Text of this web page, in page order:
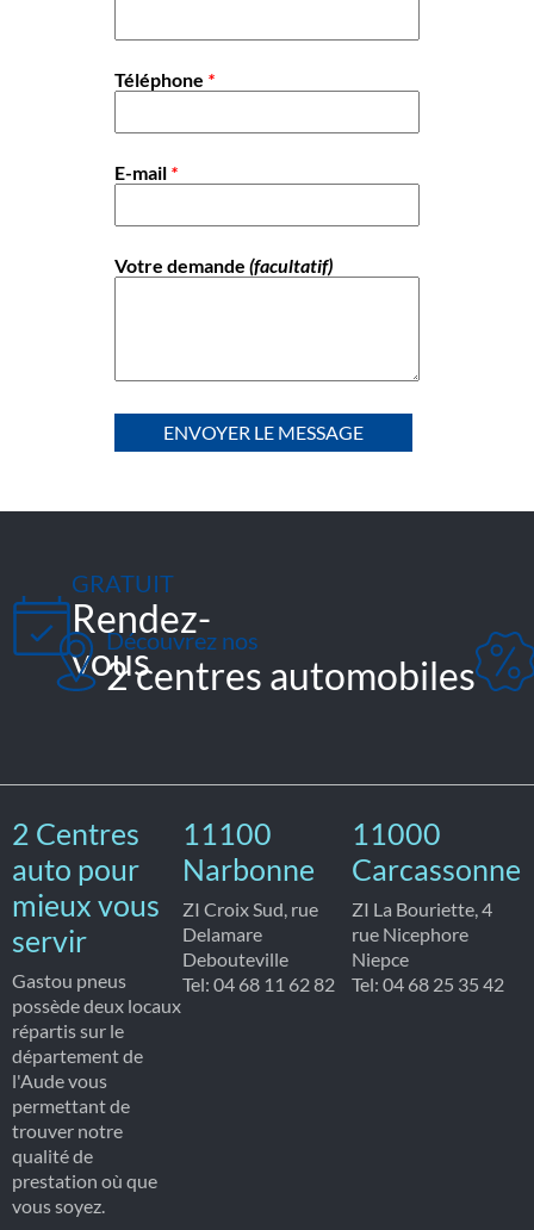
Téléphone *
E-mail *
Votre demande (facultatif)
GRATUIT
Rendez-
vous
Découvrez nos
2 centres automobiles
2 Centres
auto pour
mieux vous
servir
Gastou pneus
possède deux locaux
répartis sur le
département de
l'Aude vous
permettant de
trouver notre
qualité de
prestation où que
vous soyez.
11100
Narbonne
ZI Croix Sud, rue
Delamare
Debouteville
Tel: 04 68 11 62 82
11000
Carcassonne
ZI La Bouriette, 4
rue Nicephore
Niepce
Tel: 04 68 25 35 42